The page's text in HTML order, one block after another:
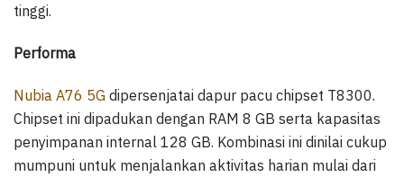
tinggi.
Performa
Nubia A76 5G dipersenjatai dapur pacu chipset T8300.
Chipset ini dipadukan dengan RAM 8 GB serta kapasitas
penyimpanan internal 128 GB. Kombinasi ini dinilai cukup
mumpuni untuk menjalankan aktivitas harian mulai dari